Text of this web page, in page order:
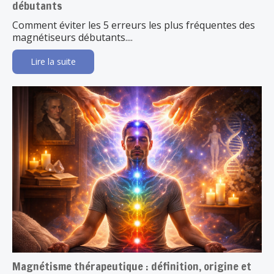
débutants
Comment éviter les 5 erreurs les plus fréquentes des
magnétiseurs débutants....
Lire la suite
Magnétisme thérapeutique : définition, origine et